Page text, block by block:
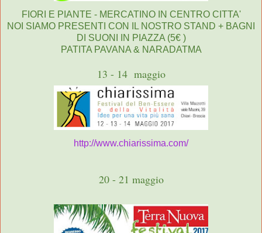
FIORI E PIANTE - MERCATINO IN CENTRO CITTA'
NOI SIAMO PRESENTI CON IL NOSTRO STAND + BAGNI
DI SUONI IN PIAZZA (5€ )
PATITA PAVANA & NARADATMA
13 - 14 maggio
http://www.chiarissima.com/
20 - 21 maggio